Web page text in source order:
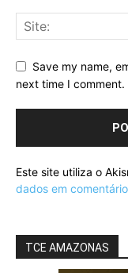
Save my name,
next time I comment.
Este site utiliza o
dados em
TCE AMAZONAS